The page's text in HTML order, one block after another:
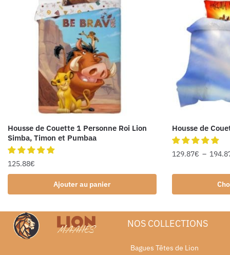
Housse de Couette 1 Personne Roi Lion
Simba, Timon et Pumbaa
125.88€
Ajouter au panier
Housse de
129.87€ –
NOS COLLECTIONS
Bagues Têtes de Lion